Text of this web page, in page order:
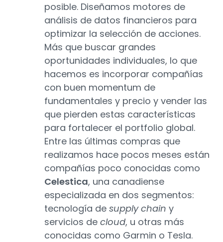
posible. Diseñamos motores de
análisis de datos financieros para
optimizar la selección de acciones.
Más que buscar grandes
oportunidades individuales, lo que
hacemos es incorporar compañías
con buen momentum de
fundamentales y precio y vender las
que pierden estas características
para fortalecer el portfolio global.
Entre las últimas compras que
realizamos hace pocos meses están
compañías poco conocidas como
Celestica, una canadiense
especializada en dos segmentos:
tecnología de supply chain y
servicios de cloud, u otras más
conocidas como Garmin o Tesla.